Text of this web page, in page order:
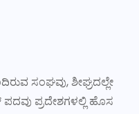
ಸಂಘವು, ಶೀಘ್ರದಲ್ಲೇ
ಪದವು ಪ್ರದೇಶಗಳಲ್ಲಿ ಹೊಸ